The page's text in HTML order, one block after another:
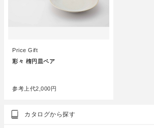
Price Gift
彩々 楕円皿ペア
参考上代2,000円
カタログから探す